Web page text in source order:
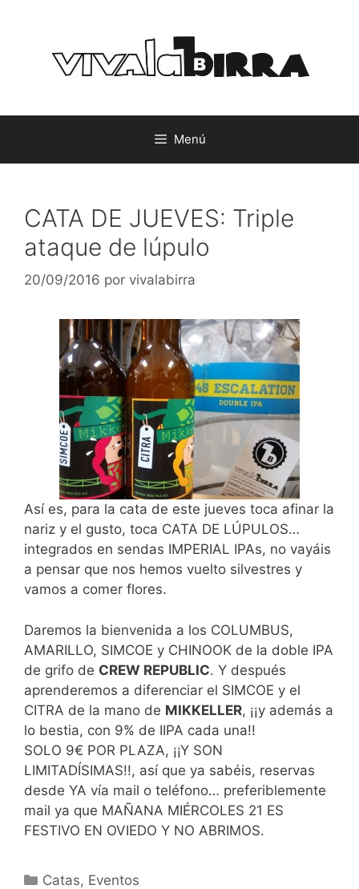
contenido
Menú
CATA DE JUEVES: Triple
ataque de lúpulo
20/09/2016 por vivalabirra
Así es, para la cata de este jueves toca afinar la
nariz y el gusto, toca CATA DE LÚPULOS…
integrados en sendas IMPERIAL IPAs, no vayáis
a pensar que nos hemos vuelto silvestres y
vamos a comer flores.
Daremos la bienvenida a los COLUMBUS,
AMARILLO, SIMCOE y CHINOOK de la doble IPA
de grifo de CREW REPUBLIC. Y después
aprenderemos a diferenciar el SIMCOE y el
CITRA de la mano de MIKKELLER, ¡¡y además a
lo bestia, con 9% de IIPA cada una!!
SOLO 9€ POR PLAZA, ¡¡Y SON
LIMITADÍSIMAS!!, así que ya sabéis, reservas
desde YA vía mail o teléfono… preferiblemente
mail ya que MAÑANA MIÉRCOLES 21 ES
FESTIVO EN OVIEDO Y NO ABRIMOS.
Categorías
Catas, Eventos